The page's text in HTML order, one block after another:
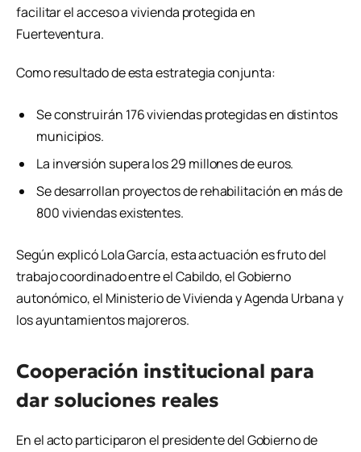
facilitar el acceso a vivienda protegida en
Fuerteventura.
Como resultado de esta estrategia conjunta:
Se construirán 176 viviendas protegidas en distintos
municipios.
La inversión supera los 29 millones de euros.
Se desarrollan proyectos de rehabilitación en más de
800 viviendas existentes.
Según explicó Lola García, esta actuación es fruto del
trabajo coordinado entre el Cabildo, el Gobierno
autonómico, el Ministerio de Vivienda y Agenda Urbana y
los ayuntamientos majoreros.
Cooperación institucional para
dar soluciones reales
En el acto participaron el presidente del Gobierno de